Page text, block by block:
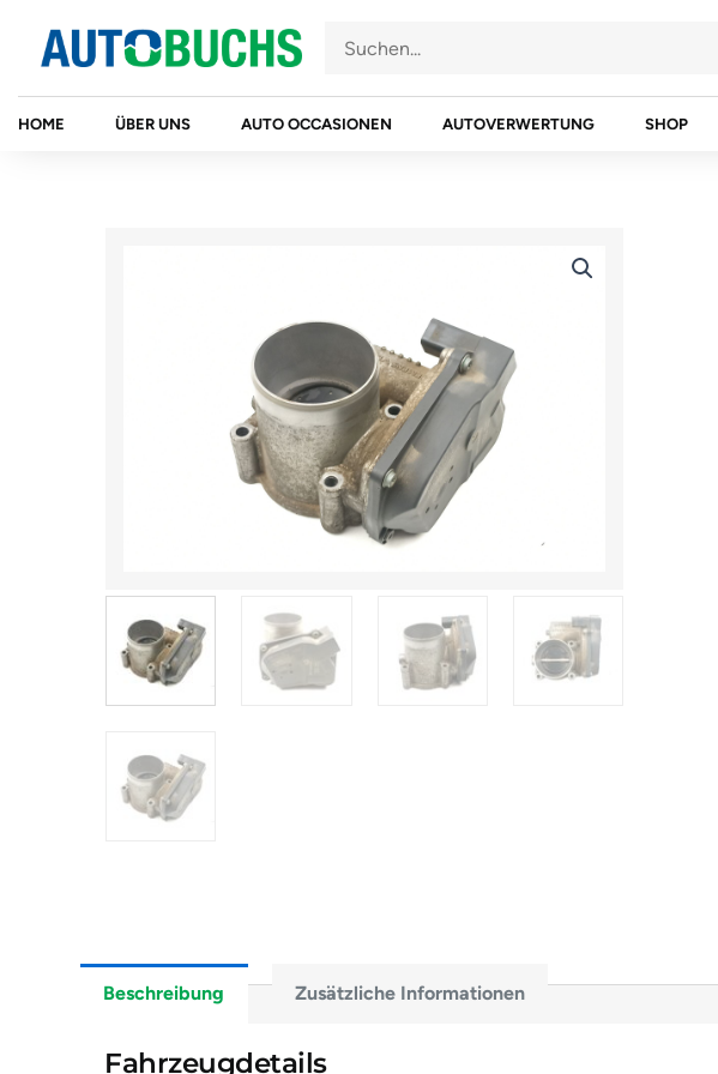
Inhalt
springen
HOME ÜBER UNS AUTO OCCASIONEN AUTOVERWERTUNG SHOP
Beschreibung Zusätzliche Informationen
Fahrzeugdetails